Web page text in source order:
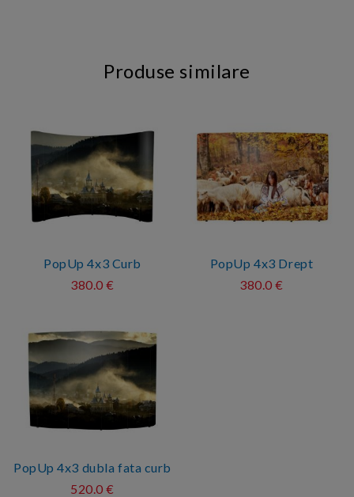
Produse similare
PopUp 4x3 Curb
380.0 €
PopUp 4x3 Drept
380.0 €
PopUp 4x3 dubla fata curb
520.0 €